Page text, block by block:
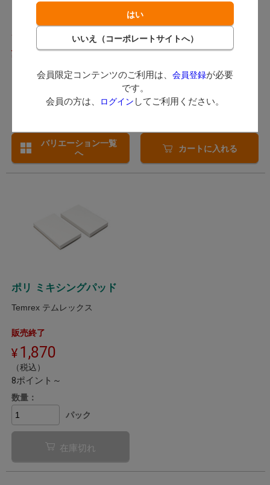
会員限定コンテンツのご利用は、 会員登録が必要
です。
会員の方は、
ログイン してご利用ください。
発送：
376
（税込）～
1ポイント～
バリエーション一覧
へ
ンスに優れた練和紙です。
924
（税込）
ポイント付与対象外
数量：
カートに入れる
ポリ ミキシングパッド
Temrex テムレックス
販売終了
1,870
（税込）
8ポイント～
数量：
パック
在庫切れ